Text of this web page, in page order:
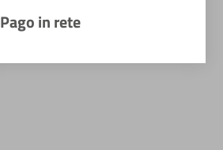
Pago in rete